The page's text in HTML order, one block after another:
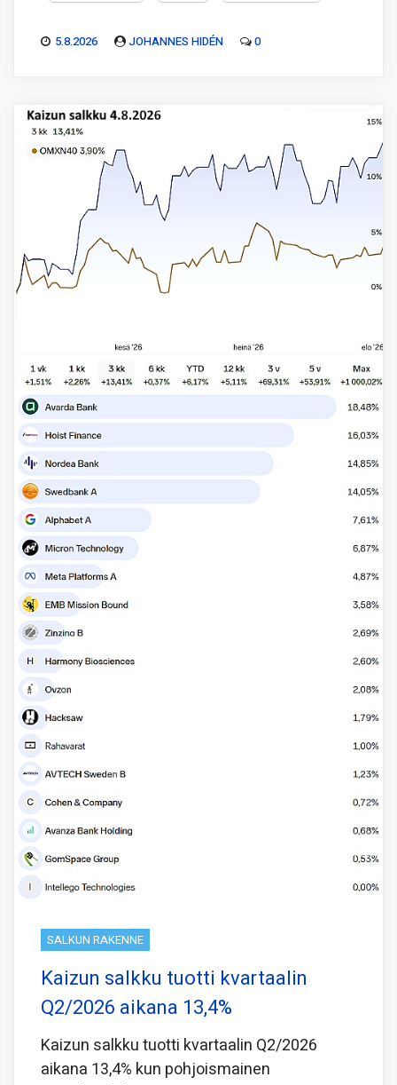
5.8.2026 JOHANNES HIDÉN 0
SALKUN RAKENNE
Kaizun salkku tuotti kvartaalin
Q2/2026 aikana 13,4%
Kaizun salkku tuotti kvartaalin Q2/2026
aikana 13,4% kun pohjoismainen